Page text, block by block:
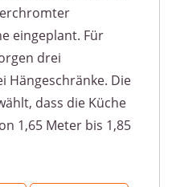
eingeplant. Für
drei
Hängeschränke. Die
dass die Küche
1,65 Meter bis 1,85